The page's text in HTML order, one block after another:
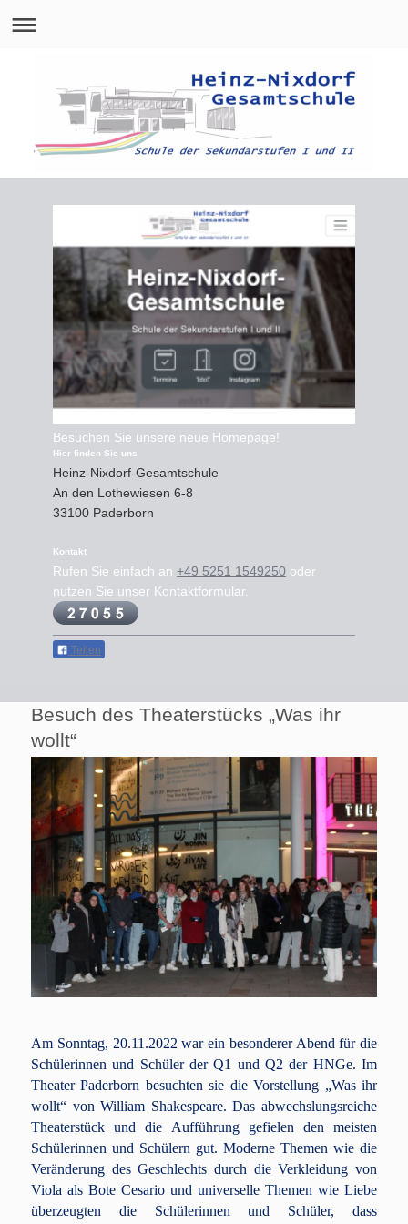
Besuchen Sie unsere neue Homepage!
Hier finden Sie uns
Heinz-Nixdorf-Gesamtschule
An den Lothewiesen 6-8
33100 Paderborn
Kontakt
Rufen Sie einfach an +49 5251 1549250 oder
nutzen Sie unser Kontaktformular.
Teilen
Besuch des Theaterstücks „Was ihr
wollt“
Am Sonntag, 20.11.2022 war ein besonderer Abend für die
Schülerinnen und Schüler der Q1 und Q2 der HNGe. Im
Theater Paderborn besuchten sie die Vorstellung „Was ihr
wollt“ von William Shakespeare. Das abwechslungsreiche
Theaterstück und die Aufführung gefielen den meisten
Schülerinnen und Schülern gut. Moderne Themen wie die
Veränderung des Geschlechts durch die Verkleidung von
Viola als Bote Cesario und universelle Themen wie Liebe
überzeugten die Schülerinnen und Schüler, dass